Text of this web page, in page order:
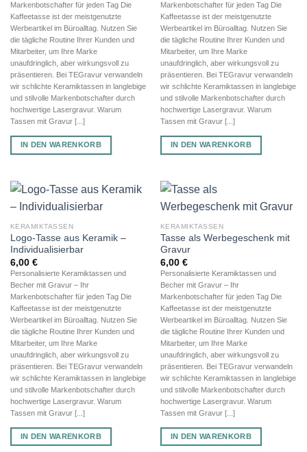
Markenbotschafter für jeden Tag Die
Kaffeetasse ist der meistgenutzte
Werbeartikel im Büroalltag. Nutzen Sie
die tägliche Routine Ihrer Kunden und
Mitarbeiter, um Ihre Marke
unaufdringlich, aber wirkungsvoll zu
präsentieren. Bei TEGravur verwandeln
wir schlichte Keramiktassen in langlebige
und stilvolle Markenbotschafter durch
hochwertige Lasergravur. Warum
Tassen mit Gravur [...]
IN DEN WARENKORB
Markenbotschafter für jeden Tag Die
Kaffeetasse ist der meistgenutzte
Werbeartikel im Büroalltag. Nutzen Sie
die tägliche Routine Ihrer Kunden und
Mitarbeiter, um Ihre Marke
unaufdringlich, aber wirkungsvoll zu
präsentieren. Bei TEGravur verwandeln
wir schlichte Keramiktassen in langlebige
und stilvolle Markenbotschafter durch
hochwertige Lasergravur. Warum
Tassen mit Gravur [...]
IN DEN WARENKORB
KERAMIKTASSEN
Logo-Tasse aus Keramik –
Individualisierbar
6,00 €
Personalisierte Keramiktassen und
Becher mit Gravur – Ihr
Markenbotschafter für jeden Tag Die
Kaffeetasse ist der meistgenutzte
Werbeartikel im Büroalltag. Nutzen Sie
die tägliche Routine Ihrer Kunden und
Mitarbeiter, um Ihre Marke
unaufdringlich, aber wirkungsvoll zu
präsentieren. Bei TEGravur verwandeln
wir schlichte Keramiktassen in langlebige
und stilvolle Markenbotschafter durch
hochwertige Lasergravur. Warum
Tassen mit Gravur [...]
IN DEN WARENKORB
KERAMIKTASSEN
Tasse als Werbegeschenk mit
Gravur
6,00 €
Personalisierte Keramiktassen und
Becher mit Gravur – Ihr
Markenbotschafter für jeden Tag Die
Kaffeetasse ist der meistgenutzte
Werbeartikel im Büroalltag. Nutzen Sie
die tägliche Routine Ihrer Kunden und
Mitarbeiter, um Ihre Marke
unaufdringlich, aber wirkungsvoll zu
präsentieren. Bei TEGravur verwandeln
wir schlichte Keramiktassen in langlebige
und stilvolle Markenbotschafter durch
hochwertige Lasergravur. Warum
Tassen mit Gravur [...]
IN DEN WARENKORB